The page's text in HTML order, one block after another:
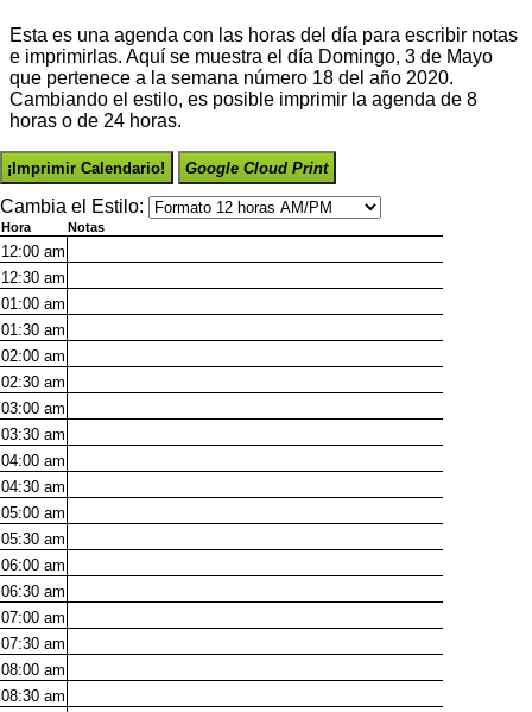
Esta es una agenda con las horas del día para escribir notas
e imprimirlas. Aquí se muestra el día Domingo, 3 de Mayo
que pertenece a la semana número 18 del año 2020.
Cambiando el estilo, es posible imprimir la agenda de 8
horas o de 24 horas.
¡Imprimir Calendario! Google Cloud Print
Cambia el Estilo:
Hora Notas
12:00 am
12:30 am
01:00 am
01:30 am
02:00 am
02:30 am
03:00 am
03:30 am
04:00 am
04:30 am
05:00 am
05:30 am
06:00 am
06:30 am
07:00 am
07:30 am
08:00 am
08:30 am